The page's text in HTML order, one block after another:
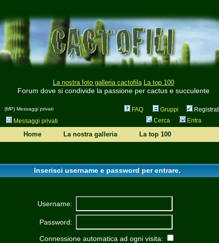
La nostra foto galleria cactofila La top 100
Forum dove si condivide la passione per cactus e succulente
(MP) Messaggi privati FAQ Gruppi
Messaggi privati
Cerca Entra
Home La nostra galleria La top 100
Inserisci username e password per entrare.
Username:
Password:
Connessione automatica ad ogni visita: